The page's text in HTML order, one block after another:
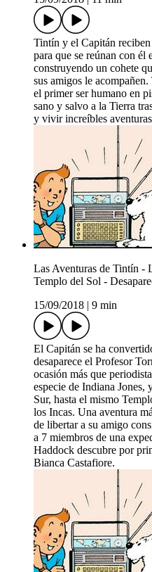
Tintín y el Capitán
para que se reúnan con
construyendo un cohete
sus amigos le
el primer ser humano en
sano y salvo a la Tierra
y vivir increíbles
Las Aventuras de Tintín -
Templo del Sol -
15/09/2018
9 min
El Capitán se ha
desaparece el Profesor
ocasión más que
especie de Indiana Jones,
Sur, hasta el mismo
los Incas. Una aventura
de libertar a su amigo
a 7 miembros de una
Haddock descubre por
Bianca Castafiore.